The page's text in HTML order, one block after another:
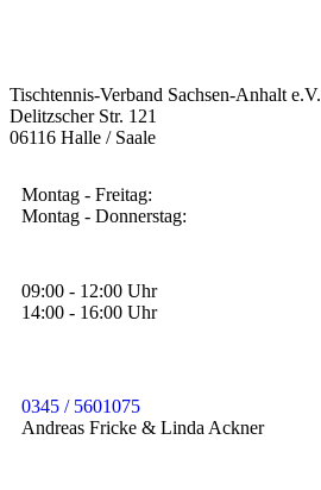
Tischtennis-Verband Sachsen-Anhalt e.V.
Delitzscher Str. 121
06116 Halle / Saale
Montag - Freitag:
Montag - Donnerstag:
09:00 - 12:00 Uhr
14:00 - 16:00 Uhr
0345 / 5601075
Andreas Fricke & Linda Ackner